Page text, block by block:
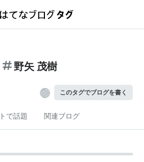
野矢 茂樹
このタグでブログを書く
で話題 関連ブログ